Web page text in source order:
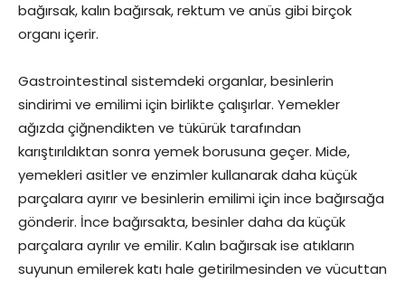
bağırsak, kalın bağırsak, rektum ve anüs gibi birçok
organı içerir.
Gastrointestinal sistemdeki organlar, besinlerin
sindirimi ve emilimi için birlikte çalışırlar. Yemekler
ağızda çiğnendikten ve tükürük tarafından
karıştırıldıktan sonra yemek borusuna geçer. Mide,
yemekleri asitler ve enzimler kullanarak daha küçük
parçalara ayırır ve besinlerin emilimi için ince bağırsağa
gönderir. İnce bağırsakta, besinler daha da küçük
parçalara ayrılır ve emilir. Kalın bağırsak ise atıkların
suyunun emilerek katı hale getirilmesinden ve vücuttan